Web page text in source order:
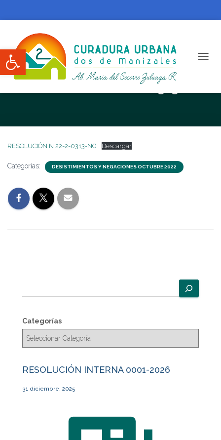
Abrir barra de herramientas
RESOLUCIÓN N 22-2-0313-NG
RESOLUCIÓN N 22-2-0313-NG Descargar
Categorías: DESISTIMIENTOS Y NEGACIONES OCTUBRE 2022
u
c
a
Categorías
RESOLUCIÓN INTERNA 0001-2026
31 diciembre, 2025